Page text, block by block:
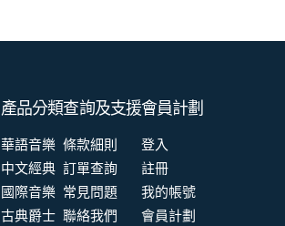
產品分類
華語音樂
中文經典
國際音樂
古典爵士
查詢及支援
條款細則
訂單查詢
常見問題
聯絡我們
會員計劃
登入
註冊
我的帳號
會員計劃